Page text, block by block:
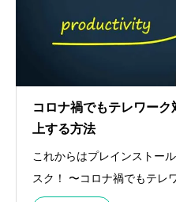
コロナ禍でもテレワー
上する方法
これからはプレインストー
スク！ 〜コロナ禍でもテレ